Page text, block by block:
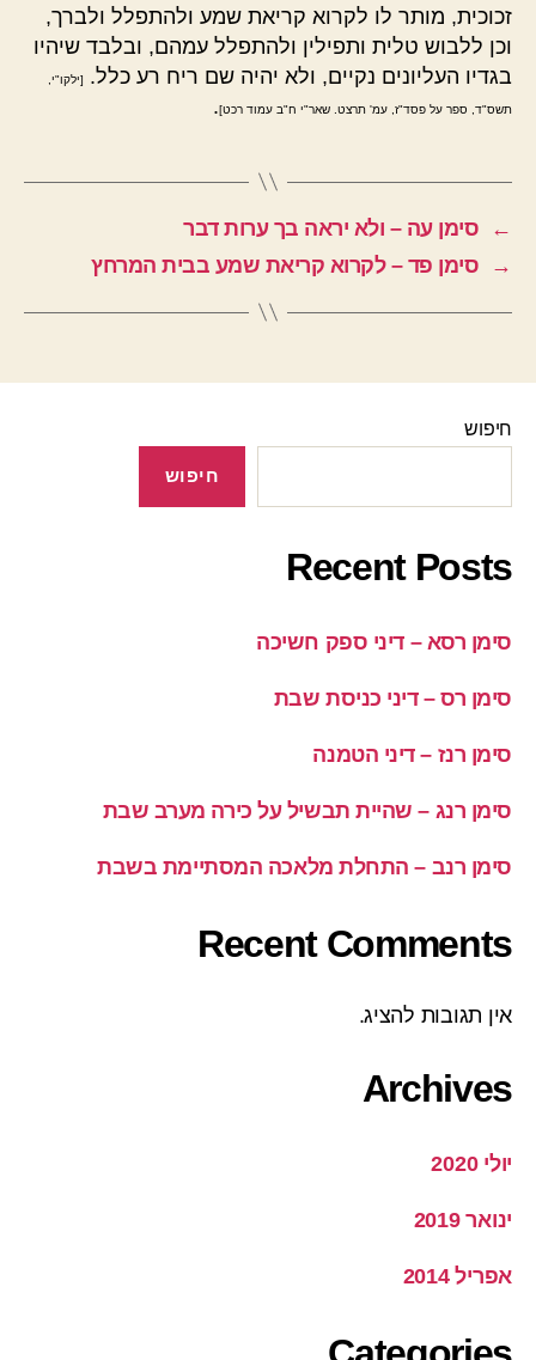
זכוכית, מותר לו לקרוא קריאת שמע ולהתפלל ולברך,
וכן ללבוש טלית ותפילין ולהתפלל עמהם, ובלבד שיהיו
בגדיו העליונים נקיים, ולא יהיה שם ריח רע כלל.
[ילקו"י,
תשס"ד, ספר על פסד"ז, עמ' תרצט. שאר"י ח"ב עמוד רכט].
←
סימן עה – ולא יראה בך ערות דבר
→
סימן פד – לקרוא קריאת שמע בבית המרחץ
חיפוש
חיפוש
Recent Posts
סימן רסא – דיני ספק חשיכה
סימן רס – דיני כניסת שבת
סימן רנז – דיני הטמנה
סימן רנג – שהיית תבשיל על כירה מערב שבת
סימן רנב – התחלת מלאכה המסתיימת בשבת
Recent Comments
אין תגובות להציג.
Archives
יולי 2020
ינואר 2019
אפריל 2014